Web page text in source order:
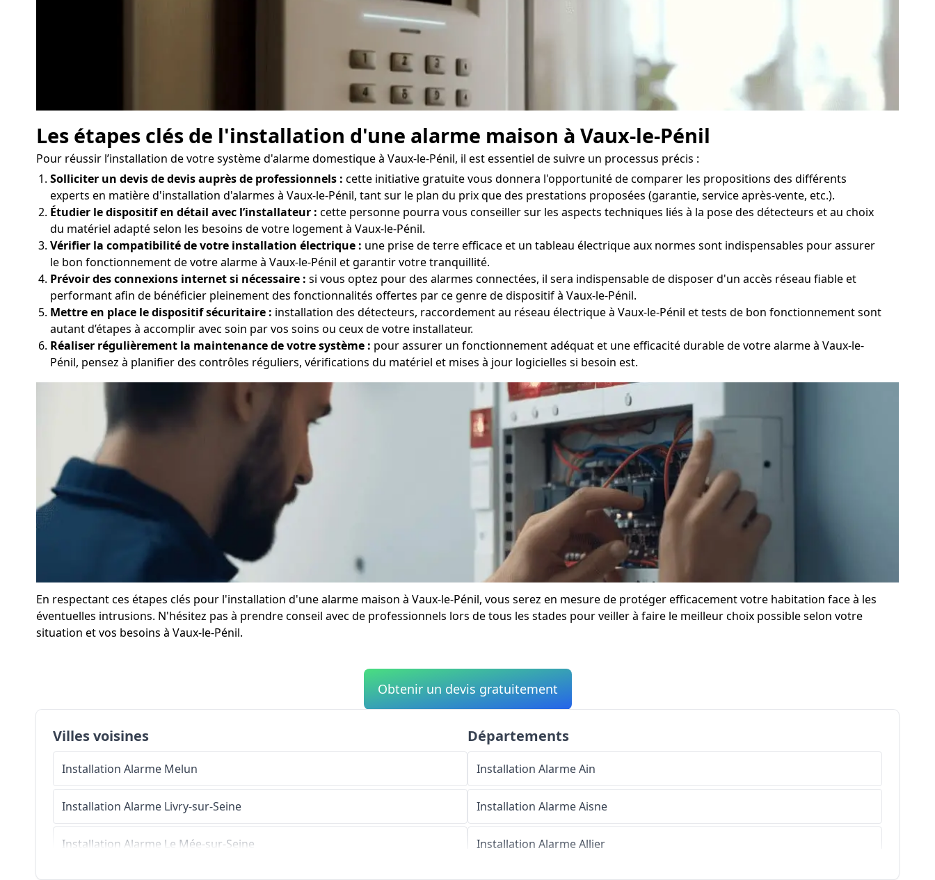
Les étapes clés de l'installation d'une alarme maison à Vaux-le-Pénil
Pour réussir l’installation de votre système d'alarme domestique à Vaux-le-Pénil, il est essentiel de suivre un processus précis :
Solliciter un devis de devis auprès de professionnels : cette initiative gratuite vous donnera l'opportunité de comparer les propositions des différents
experts en matière d'installation d'alarmes à Vaux-le-Pénil, tant sur le plan du prix que des prestations proposées (garantie, service après-vente, etc.).
Étudier le dispositif en détail avec l’installateur : cette personne pourra vous conseiller sur les aspects techniques liés à la pose des détecteurs et au choix
du matériel adapté selon les besoins de votre logement à Vaux-le-Pénil.
Vérifier la compatibilité de votre installation électrique : une prise de terre efficace et un tableau électrique aux normes sont indispensables pour assurer
le bon fonctionnement de votre alarme à Vaux-le-Pénil et garantir votre tranquillité.
Prévoir des connexions internet si nécessaire : si vous optez pour des alarmes connectées, il sera indispensable de disposer d'un accès réseau fiable et
performant afin de bénéficier pleinement des fonctionnalités offertes par ce genre de dispositif à Vaux-le-Pénil.
Mettre en place le dispositif sécuritaire : installation des détecteurs, raccordement au réseau électrique à Vaux-le-Pénil et tests de bon fonctionnement sont
autant d’étapes à accomplir avec soin par vos soins ou ceux de votre installateur.
Réaliser régulièrement la maintenance de votre système : pour assurer un fonctionnement adéquat et une efficacité durable de votre alarme à Vaux-le-
Pénil, pensez à planifier des contrôles réguliers, vérifications du matériel et mises à jour logicielles si besoin est.
En respectant ces étapes clés pour l'installation d'une alarme maison à Vaux-le-Pénil, vous serez en mesure de protéger efficacement votre habitation face à les
éventuelles intrusions. N'hésitez pas à prendre conseil avec de professionnels lors de tous les stades pour veiller à faire le meilleur choix possible selon votre
situation et vos besoins à Vaux-le-Pénil.
Obtenir un devis gratuitement
Villes voisines
Installation Alarme Melun
Installation Alarme Livry-sur-Seine
Installation Alarme Le Mée-sur-Seine
Départements
Installation AlarmeAin
Installation AlarmeAisne
Installation AlarmeAllier